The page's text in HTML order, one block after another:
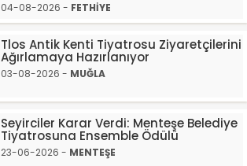
04-08-2026 - FETHİYE
Tlos Antik Kenti Tiyatrosu Ziyaretçilerini
Ağırlamaya Hazırlanıyor
03-08-2026 - MUĞLA
Seyirciler Karar Verdi: Menteşe Belediye
Tiyatrosuna Ensemble Ödülü
23-06-2026 - MENTEŞE